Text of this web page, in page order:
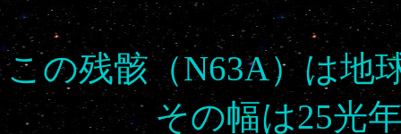
この残骸（N63A）は地
その幅は25光